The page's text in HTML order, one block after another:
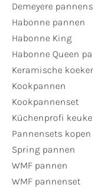
Demeyere
Habonne pannen
Habonne King
Habonne Queen
Keramische
Kookpannen
Kookpannenset
Küchenprofi
Pannensets kopen
Spring pannen
WMF pannen
WMF pannenset